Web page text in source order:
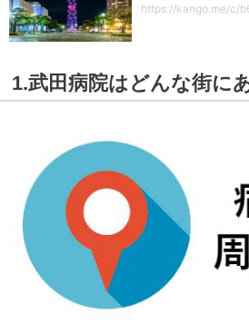
https://kango.me/c/
1.武田病院はどんな街に